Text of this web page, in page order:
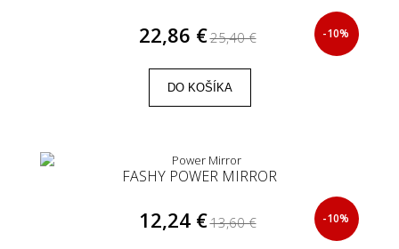
22,86 €25,40 € -10%
DO KOŠÍKA
FASHY POWER MIRROR
12,24 €13,60 € -10%